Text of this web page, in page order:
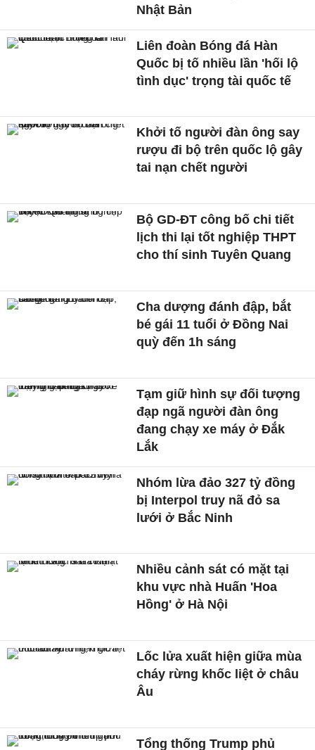
Nhật Bản
Liên đoàn Bóng đá Hàn
Quốc bị tố nhiều lần 'hối lộ
tình dục' trọng tài quốc tế
Khởi tố người đàn ông say
rượu đi bộ trên quốc lộ gây
tai nạn chết người
Bộ GD-ĐT công bố chi tiết
lịch thi lại tốt nghiệp THPT
cho thí sinh Tuyên Quang
Cha dượng đánh đập, bắt
bé gái 11 tuổi ở Đồng Nai
quỳ đến 1h sáng
Tạm giữ hình sự đối tượng
đạp ngã người đàn ông
đang chạy xe máy ở Đắk
Lắk
Nhóm lừa đảo 327 tỷ đồng
bị Interpol truy nã đỏ sa
lưới ở Bắc Ninh
Nhiều cảnh sát có mặt tại
khu vực nhà Huấn 'Hoa
Hồng' ở Hà Nội
Lốc lửa xuất hiện giữa mùa
cháy rừng khốc liệt ở châu
Âu
Tổng thống Trump phủ